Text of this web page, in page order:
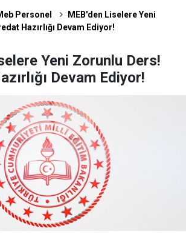
Personel
MEB'den Liselere Yeni
Hazırlığı Devam Ediyor!
Yeni Zorunlu Ders!
Devam Ediyor!